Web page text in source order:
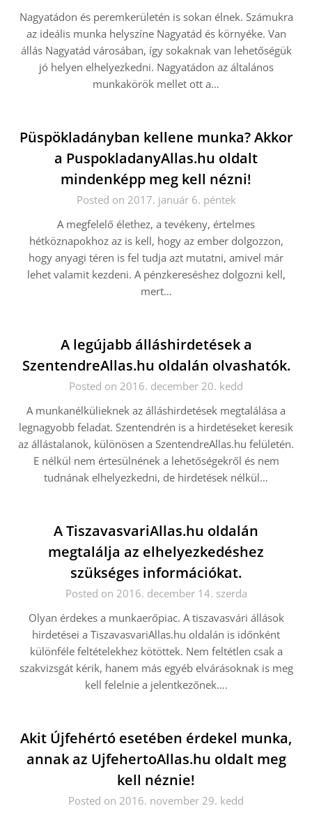
Nagyatádon és peremkerületén is sokan élnek. Számukra
az ideális munka helyszíne Nagyatád és környéke. Van
állás Nagyatád városában, így sokaknak van lehetőségük
jó helyen elhelyezkedni. Nagyatádon az általános
munkakörök mellet ott a…
Püspökladányban kellene munka? Akkor
a PuspokladanyAllas.hu oldalt
mindenképp meg kell nézni!
Posted on 2017. január 6. péntek
A megfelelő élethez, a tevékeny, értelmes
hétköznapokhoz az is kell, hogy az ember dolgozzon,
hogy anyagi téren is fel tudja azt mutatni, amivel már
lehet valamit kezdeni. A pénzkereséshez dolgozni kell,
mert…
A legújabb álláshirdetések a
SzentendreAllas.hu oldalán olvashatók.
Posted on 2016. december 20. kedd
A munkanélkülieknek az álláshirdetések megtalálása a
legnagyobb feladat. Szentendrén is a hirdetéseket keresik
az állástalanok, különösen a SzentendreAllas.hu felületén.
E nélkül nem értesülnének a lehetőségekről és nem
tudnának elhelyezkedni, de hirdetések nélkül…
A TiszavasvariAllas.hu oldalán
megtalálja az elhelyezkedéshez
szükséges információkat.
Posted on 2016. december 14. szerda
Olyan érdekes a munkaerőpiac. A tiszavasvári állások
hirdetései a TiszavasvariAllas.hu oldalán is időnként
különféle feltételekhez kötöttek. Nem feltétlen csak a
szakvizsgát kérik, hanem más egyéb elvárásoknak is meg
kell felelnie a jelentkezőnek….
Akit Újfehértó esetében érdekel munka,
annak az UjfehertoAllas.hu oldalt meg
kell néznie!
Posted on 2016. november 29. kedd